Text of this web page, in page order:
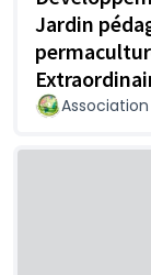
Jardin